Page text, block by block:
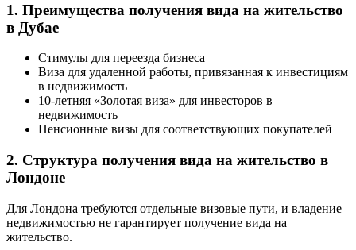
1. Преимущества получения вида на жительство
в Дубае
Стимулы для переезда бизнеса
Виза для удаленной работы, привязанная к инвестициям
в недвижимость
10-летняя «Золотая виза» для инвесторов в
недвижимость
Пенсионные визы для соответствующих покупателей
2. Структура получения вида на жительство в
Лондоне
Для Лондона требуются отдельные визовые пути, и владение
недвижимостью не гарантирует получение вида на
жительство.